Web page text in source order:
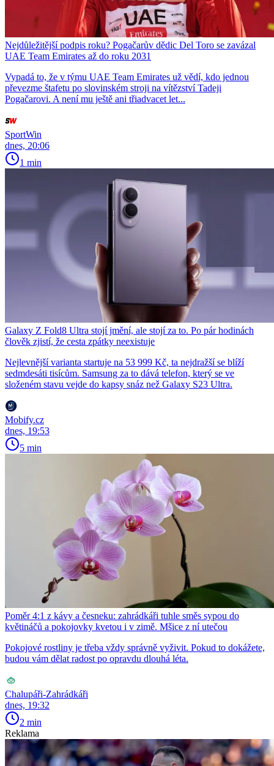
Nejdůležitější podpis roku? Pogačarův dědic Del Toro se zavázal
UAE Team Emirates až do roku 2031
Vypadá to, že v týmu UAE Team Emirates už vědí, kdo jednou
převezme štafetu po slovinském stroji na vítězství Tadeji
Pogačarovi. A není mu ještě ani třiadvacet let...
SportWin
dnes, 20:06
1 min
Galaxy Z Fold8 Ultra stojí jmění, ale stojí za to. Po pár hodinách
člověk zjistí, že cesta zpátky neexistuje
Nejlevnější varianta startuje na 53 999 Kč, ta nejdražší se blíží
sedmdesáti tisícům. Samsung za to dává telefon, který se ve
složeném stavu vejde do kapsy snáz než Galaxy S23 Ultra.
Mobify.cz
dnes, 19:53
5 min
Poměr 4:1 z kávy a česneku: zahrádkáři tuhle směs sypou do
květináčů a pokojovky kvetou i v zimě. Mšice z ní utečou
Pokojové rostliny je třeba vždy správně vyživit. Pokud to dokážete,
budou vám dělat radost po opravdu dlouhá léta.
Chalupáři-Zahrádkáři
dnes, 19:32
2 min
Reklama